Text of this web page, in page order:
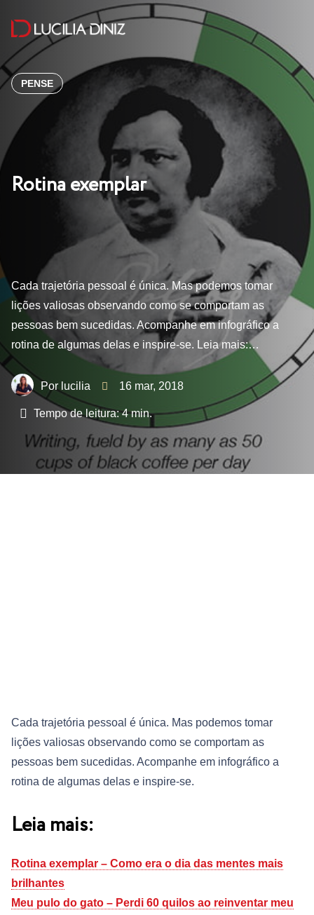
PENSE
Rotina exemplar
Cada trajetória pessoal é única. Mas podemos tomar
lições valiosas observando como se comportam as
pessoas bem sucedidas. Acompanhe em infográfico a
rotina de algumas delas e inspire-se. Leia mais:…
lucilia 16 mar, 2018
Tempo de leitura: 4 min.
Cada trajetória pessoal é única. Mas podemos tomar
lições valiosas observando como se comportam as
pessoas bem sucedidas. Acompanhe em infográfico a
rotina de algumas delas e inspire-se.
Leia mais:
Rotina exemplar – Como era o dia das mentes mais
brilhantes
Meu pulo do gato – Perdi 60 quilos ao reinventar meu